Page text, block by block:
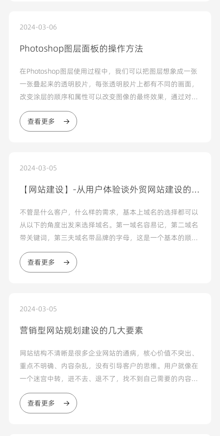
2024-03-06
Photoshop图层面板的操作方法
在Photoshop图层使用过程中，我们可以把图层想象成一张
一张叠起来的透明胶片，每张透明胶片上都有不同的画面，
改变涂层的顺序和属性可以改变图像的最终效果，通过对涂
层的操作，使用它的特殊功能可以创建很多复杂的图像效
果。“图层”面板上显示了图像中的所有图层、图层组和图
查看更多
2024-03-05
【网站建设】-从用户体验谈外贸网站建设的细
节
不管是什么客户，什么样的需求，基本上域名的选择都可以
从以下的角度出发来选择域名。第一域名容易记，第二域名
带关键词，第三夫域名带品牌的字母，这是一个基本的顺
序。如果重点想推广，那么带关键词的域名是最好的域名，
如果重点在品牌，带品牌字母的关键词对企业来说就是最好
查看更多
2024-03-05
营销型网站规划建设的几大要素
网站结构不清晰是很多企业网站的通病，核心价值不突出、
重点不明确、内容杂乱，没有引导客户的思维。用户就像在
一个迷宫中转，进不去、退不了，找不到自己需要的内容。
网站结构规划主要考虑用户思维习惯，通过引导用户操作顺
利实现预期目标。这要要求规划者首先要分析用户心理和自
查看更多